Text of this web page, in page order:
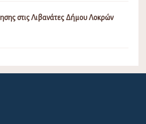
στις Λιβανάτες Δήμου Λοκρών